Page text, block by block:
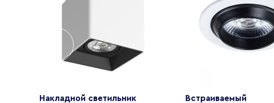
Накладной светильник
Встраиваемый